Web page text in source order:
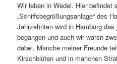
Wir leben in Wedel. Hier
„Schiffsbegrüßungsanlage“ des
Jahrzehnten wird in Hamburg
begangen und auch wir waren
dabei. Manche meiner Freunde
Kirschblüten und in manchen